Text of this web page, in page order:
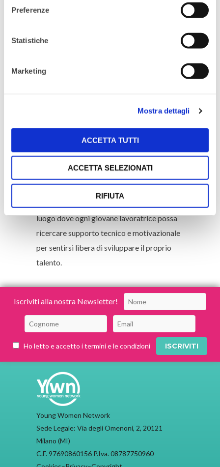
Preferenze
Statistiche
Marketing
Mostra dettagli
ACCETTA TUTTI
ACCETTA SELEZIONATI
RIFIUTA
carriera professionale con role model sotto
la vicinanza generazionale e, allo stesso
raggiunti – che non significano non aver
superate.
Uno spazio aperto alle idee e libero dagli
stereotipi dove ogni professionista venga
equipaggiata degli strumenti necessari a
luogo dove ogni giovane lavoratrice possa
ricercare supporto tecnico e motivazionale
per sentirsi libera di sviluppare il proprio
talento.
Iscriviti alla nostra Newsletter!
Ho letto e accetto i termini e le condizioni
Young Women Network
Sede Legale: Via degli Omenoni, 2, 20121
Milano (MI)
C.F. 97690860156 P.Iva. 08787750960